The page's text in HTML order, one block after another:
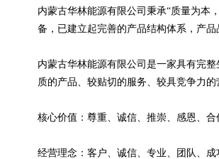
内蒙古华林能源有限公司秉承“质量为本
备，已建立起完善的产品结构体系，产品
内蒙古华林能源有限公司是一家具有完
质的产品、较贴切的服务、较具竞争力的
核心价值：尊重、诚信、推崇、感恩、合
经营理念：客户、诚信、专业、团队、成